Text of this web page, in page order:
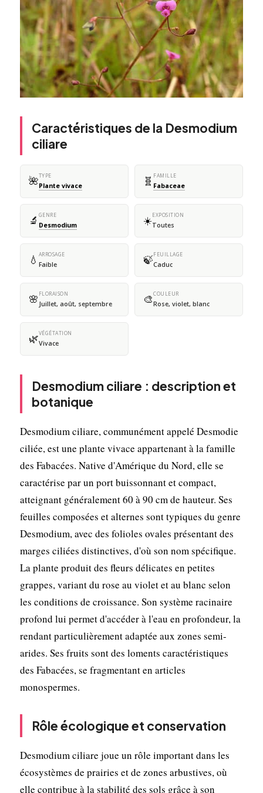
Caractéristiques de la Desmodium
ciliare
🌺TYPE
Plante vivace 🧬 FAMILLE
Fabaceae
🔬 GENRE
Desmodium ☀️EXPOSITION
Toutes
💧 ARROSAGE
Faible 🍃FEUILLAGE
Caduc
🌸 FLORAISON
Juillet, août, septembre 🎨COULEUR
Rose, violet, blanc
🌿VÉGÉTATION
Vivace
Desmodium ciliare : description et
botanique
Desmodium ciliare, communément appelé Desmodie
ciliée, est une plante vivace appartenant à la famille
des Fabacées. Native d'Amérique du Nord, elle se
caractérise par un port buissonnant et compact,
atteignant généralement 60 à 90 cm de hauteur. Ses
feuilles composées et alternes sont typiques du genre
Desmodium, avec des folioles ovales présentant des
marges ciliées distinctives, d'où son nom spécifique.
La plante produit des fleurs délicates en petites
grappes, variant du rose au violet et au blanc selon
les conditions de croissance. Son système racinaire
profond lui permet d'accéder à l'eau en profondeur, la
rendant particulièrement adaptée aux zones semi-
arides. Ses fruits sont des loments caractéristiques
des Fabacées, se fragmentant en articles
monospermes.
Rôle écologique et conservation
Desmodium ciliare joue un rôle important dans les
écosystèmes de prairies et de zones arbustives, où
elle contribue à la stabilité des sols grâce à son